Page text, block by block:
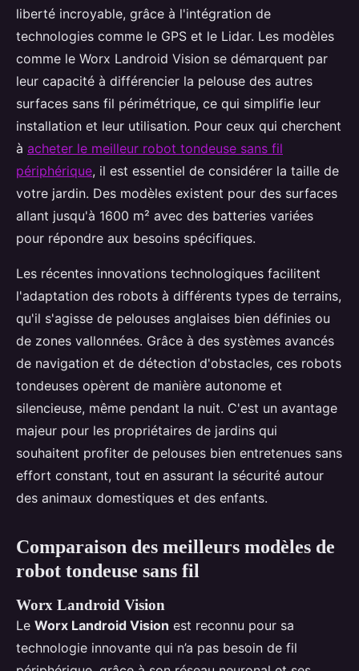
liberté incroyable, grâce à l'intégration de
technologies comme le GPS et le Lidar. Les modèles
comme le Worx Landroid Vision se démarquent par
leur capacité à différencier la pelouse des autres
surfaces sans fil périmétrique, ce qui simplifie leur
installation et leur utilisation. Pour ceux qui cherchent
à acheter le meilleur robot tondeuse sans fil
périphérique, il est essentiel de considérer la taille de
votre jardin. Des modèles existent pour des surfaces
allant jusqu'à 1600 m² avec des batteries variées
pour répondre aux besoins spécifiques.
Les récentes innovations technologiques facilitent
l'adaptation des robots à différents types de terrains,
qu'il s'agisse de pelouses anglaises bien définies ou
de zones vallonnées. Grâce à des systèmes avancés
de navigation et de détection d'obstacles, ces robots
tondeuses opèrent de manière autonome et
silencieuse, même pendant la nuit. C'est un avantage
majeur pour les propriétaires de jardins qui
souhaitent profiter de pelouses bien entretenues sans
effort constant, tout en assurant la sécurité autour
des animaux domestiques et des enfants.
Comparaison des meilleurs modèles de
robot tondeuse sans fil
Worx Landroid Vision
Le Worx Landroid Vision est reconnu pour sa
technologie innovante qui n’a pas besoin de fil